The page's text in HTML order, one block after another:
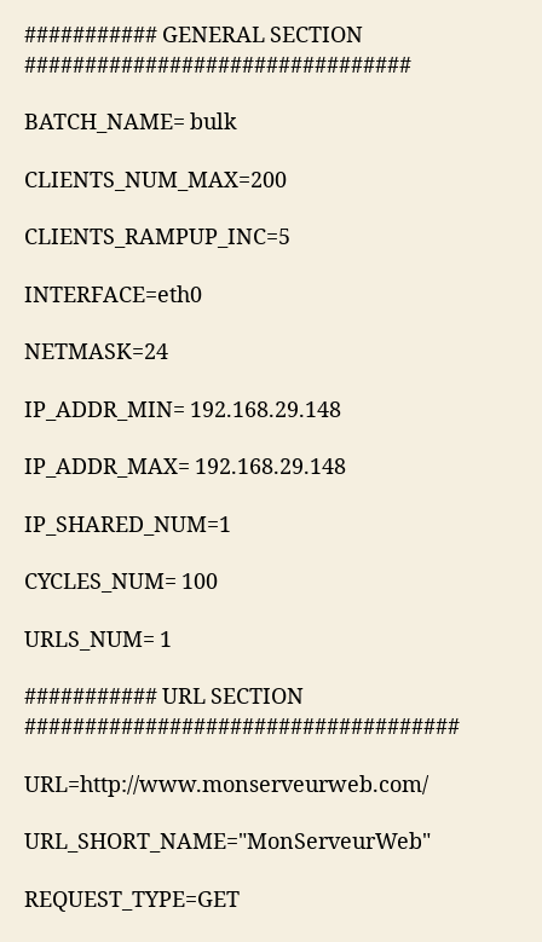
########### GENERAL SECTION
################################
BATCH_NAME= bulk
CLIENTS_NUM_MAX=200
CLIENTS_RAMPUP_INC=5
INTERFACE=eth0
NETMASK=24
IP_ADDR_MIN= 192.168.29.148
IP_ADDR_MAX= 192.168.29.148
IP_SHARED_NUM=1
CYCLES_NUM= 100
URLS_NUM= 1
########### URL SECTION
####################################
URL=http://www.monserveurweb.com/
URL_SHORT_NAME="MonServeurWeb"
REQUEST_TYPE=GET